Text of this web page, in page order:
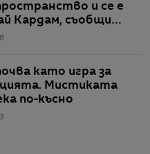
и се е
Кардам, съобщи
като игра за
Мистиката
по-късно